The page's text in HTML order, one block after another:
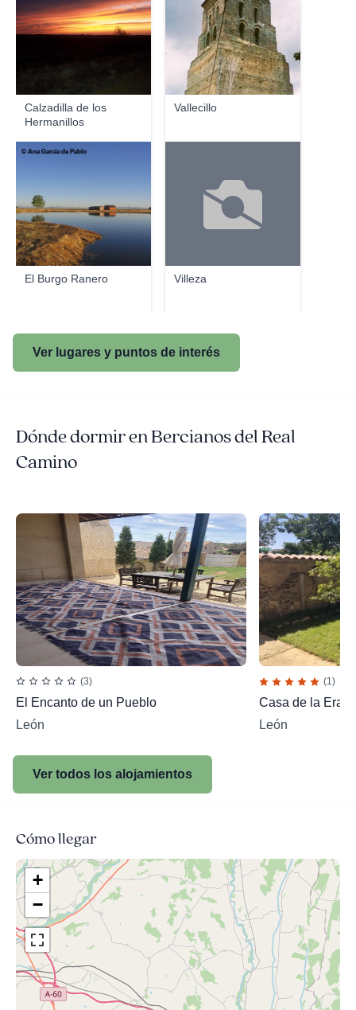
Calzadilla de los
Hermanillos
Vallecillo
El Burgo Ranero
© Ana García de Pablo
Villeza
Ver lugares y puntos de interés
Dónde dormir en Bercianos del Real
Camino
(3)
El Encanto de un Pueblo
León
(1)
Casa de la Era
León
Ver todos los alojamientos
Cómo llegar
+
−